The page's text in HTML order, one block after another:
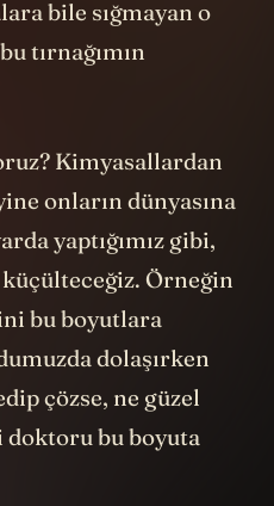
bile sığmayan o
tırnağımın
Kimyasallardan
onların dünyasına
yaptığımız gibi,
küçülteceğiz. Örneğin
bu boyutlara
dolaşırken
çözse, ne güzel
bu boyuta